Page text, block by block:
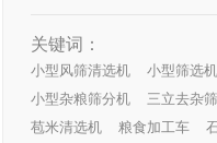
关键词：
小型风筛清选机 小型筛选机
小型杂粮筛分机
三立去杂
苞米清选机
粮食加工车